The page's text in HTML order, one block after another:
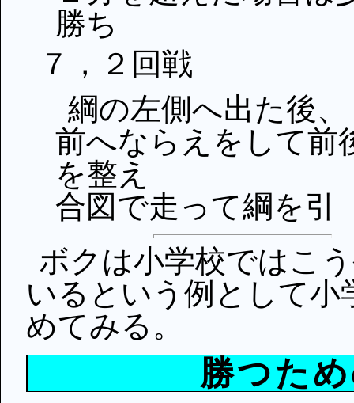
勝ち
７，２回戦
綱の左側へ出た後、
前へならえをして前
を整え
合図で走って綱を引
ボクは小学校ではこ
いるという例として
めてみる。
勝つた